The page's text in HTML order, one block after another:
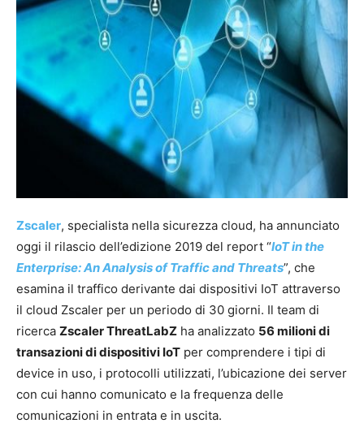
Zscaler, specialista nella sicurezza cloud, ha annunciato
oggi il rilascio dell’edizione 2019 del report “IoT in the
Enterprise: An Analysis of Traffic and Threats”, che
esamina il traffico derivante dai dispositivi IoT attraverso
il cloud Zscaler per un periodo di 30 giorni. Il team di
ricerca Zscaler ThreatLabZ ha analizzato 56 milioni di
transazioni di dispositivi IoT per comprendere i tipi di
device in ​​uso, i protocolli utilizzati, l’ubicazione dei server
con cui hanno comunicato e la frequenza delle
comunicazioni in entrata e in uscita.